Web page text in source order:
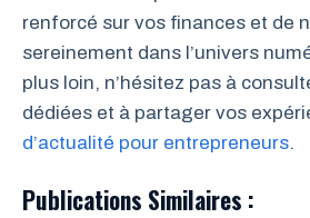
renforcé sur vos finances et de
sereinement dans l’univers
plus loin, n’hésitez pas à
dédiées et à partager vos
d’actualité pour entrepreneurs.
Publications Similaires :